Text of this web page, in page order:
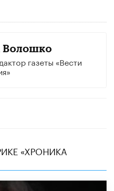
Волошко
газеты «Вести
«ХРОНИКА